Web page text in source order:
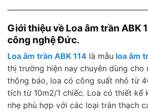
Giới thiệu về Loa âm trần ABK
công nghệ Đức.
Loa âm trần ABK 114 là mẫu loa âm
thị trường hiện nay chuyên dùng cho
thông báo, loa có công suất nhỏ từ
tích từ 10m2/1 chiếc. Loa có thiết kế
nhẹ phù hợp với các loại tràn thạch